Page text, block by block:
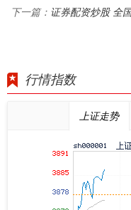
下一篇： 证券配资炒股 全
行情指数
上证走势